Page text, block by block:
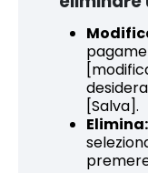
[Salva].
Elimina: